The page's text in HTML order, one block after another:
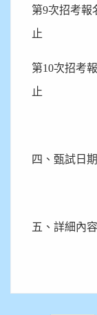
第9次招考報
止
第10次招考
止
四、甄試日
五、詳細內